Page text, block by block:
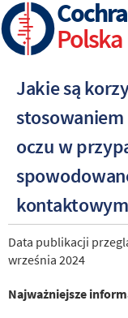
Skip
to
main
Polska
Jakie są
oczu w
Data publikacji
września 2024
Najważniejsze